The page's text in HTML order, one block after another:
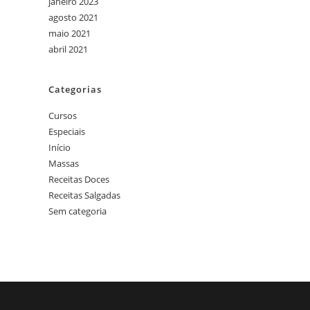
agosto 2021
maio 2021
abril 2021
Categorias
Cursos
Especiais
Início
Massas
Receitas Doces
Receitas Salgadas
Sem categoria